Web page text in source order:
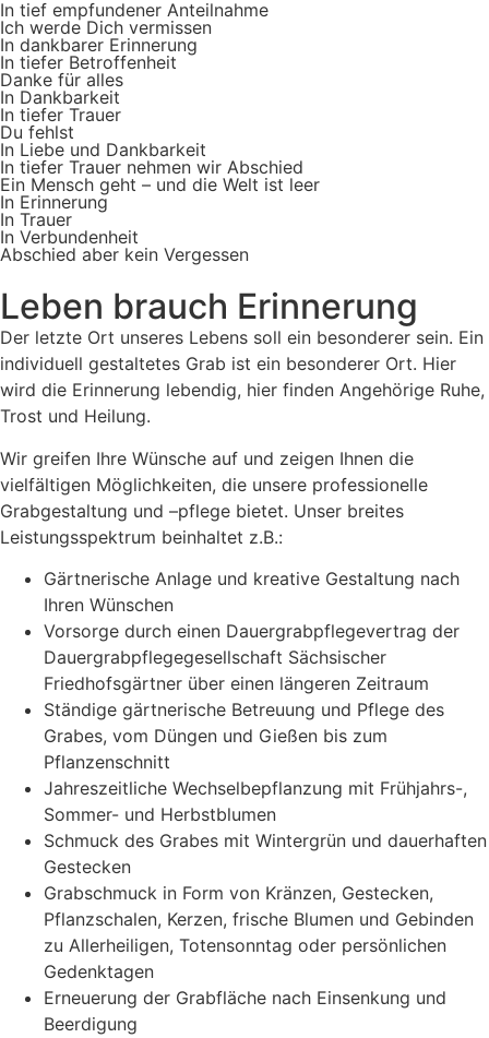
In tief empfundener Anteilnahme
Ich werde Dich vermissen
In dankbarer Erinnerung
In tiefer Betroffenheit
Danke für alles
In Dankbarkeit
In tiefer Trauer
Du fehlst
In Liebe und Dankbarkeit
In tiefer Trauer nehmen wir Abschied
Ein Mensch geht – und die Welt ist leer
In Erinnerung
In Trauer
In Verbundenheit
Abschied aber kein Vergessen
Leben brauch Erinnerung
Der letzte Ort unseres Lebens soll ein besonderer sein. Ein
individuell gestaltetes Grab ist ein besonderer Ort. Hier
wird die Erinnerung lebendig, hier finden Angehörige Ruhe,
Trost und Heilung.
Wir greifen Ihre Wünsche auf und zeigen Ihnen die
vielfältigen Möglichkeiten, die unsere professionelle
Grabgestaltung und –pflege bietet. Unser breites
Leistungsspektrum beinhaltet z.B.:
Gärtnerische Anlage und kreative Gestaltung nach
Ihren Wünschen
Vorsorge durch einen Dauergrabpflegevertrag der
Dauergrabpflegegesellschaft Sächsischer
Friedhofsgärtner über einen längeren Zeitraum
Ständige gärtnerische Betreuung und Pflege des
Grabes, vom Düngen und Gießen bis zum
Pflanzenschnitt
Jahreszeitliche Wechselbepflanzung mit Frühjahrs-,
Sommer- und Herbstblumen
Schmuck des Grabes mit Wintergrün und dauerhaften
Gestecken
Grabschmuck in Form von Kränzen, Gestecken,
Pflanzschalen, Kerzen, frische Blumen und Gebinden
zu Allerheiligen, Totensonntag oder persönlichen
Gedenktagen
Erneuerung der Grabfläche nach Einsenkung und
Beerdigung